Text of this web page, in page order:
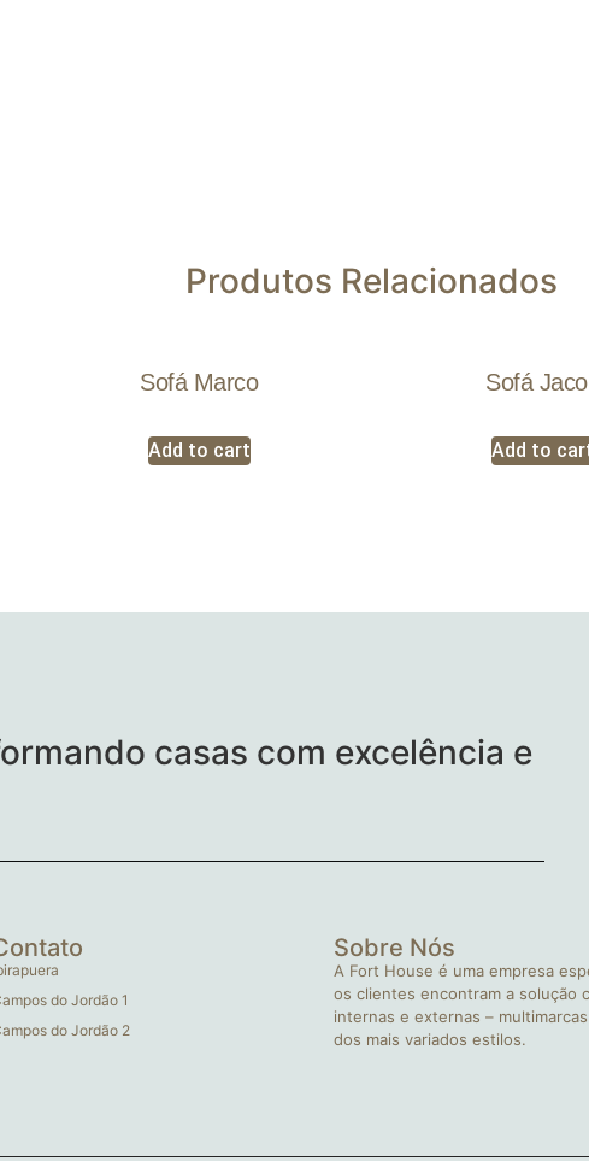
Produtos Relacionados
Sofá Marco
Add to cart
Sofá
Add to
casas com excelência e
do Jordão 1
do Jordão 2
Sobre Nós
A Fort House é uma empresa
os clientes encontram a solução
internas e externas –
dos mais variados estilos.